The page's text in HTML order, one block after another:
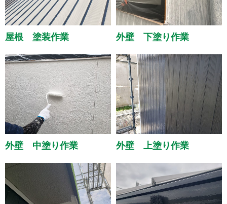
屋根 塗装作業 外壁 下塗り作業
外壁 中塗り作業 外壁 上塗り作業